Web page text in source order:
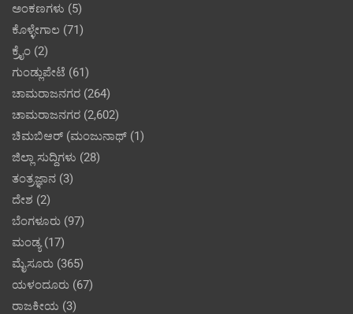
ಅಂಕಣಗಳು (5)
ಕೊಳ್ಳೇಗಾಲ (71)
ಕ್ರೈಂ (2)
ಗುಂಡ್ಲುಪೇಟೆ (61)
ಚಾಮರಾಜನಗರ (264)
ಚಾಮರಾಜನಗರ (2,602)
ಚಿಮಬಿಆರ್ (ಮಂಜುನಾಥ್ (1)
ಜಿಲ್ಲಾ ಸುದ್ದಿಗಳು (28)
ತಂತ್ರಜ್ಞಾನ (3)
ದೇಶ (2)
ಬೆಂಗಳೂರು (97)
ಮಂಡ್ಯ(17)
ಮೈಸೂರು (365)
ಯಳಂದೂರು (67)
ರಾಜಕೀಯ (3)